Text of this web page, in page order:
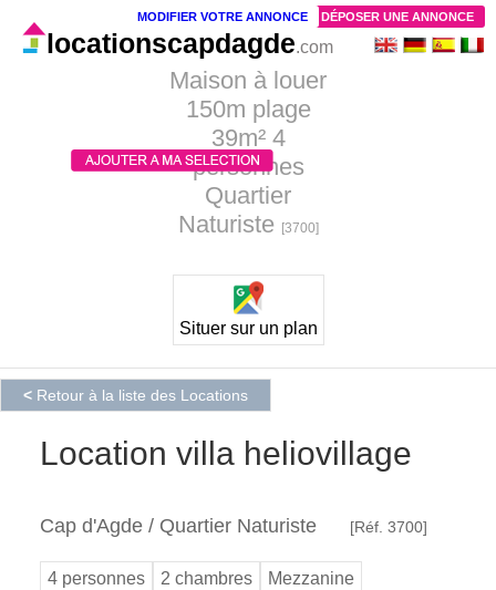
Maison à louer
150m plage
39m² 4
personnes
Quartier
Naturiste
[3700]
locationscapdagde.com
Situer sur un plan
< Retour à la liste des Locations
Location villa heliovillage
Cap d'Agde / Quartier Naturiste [Réf. 3700]
4 personnes 2 chambres
Mezzanine
DÉPOSER UNE ANNONCE
MODIFIER VOTRE ANNONCE